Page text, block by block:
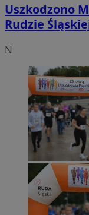
Uszkodzono
Rudzie
N